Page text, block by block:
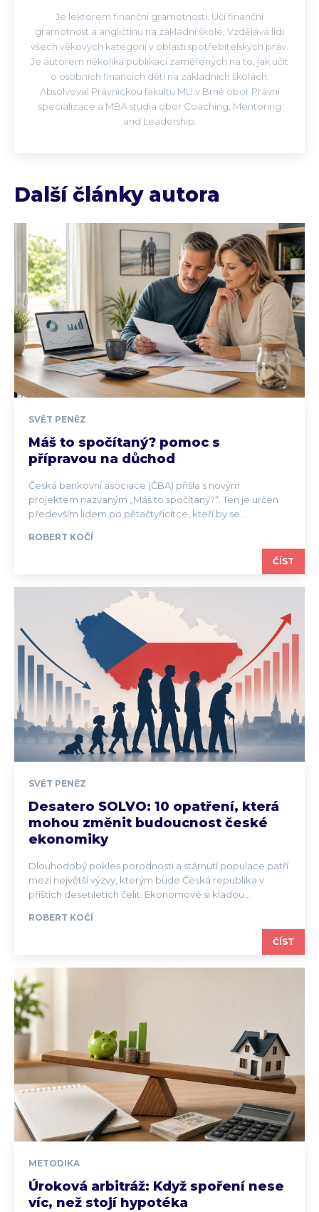
Je lektorem finanční gramotnosti. Učí finanční
gramotnost a angličtinu na základní škole. Vzdělává lidi
všech věkových kategorií v oblasti spotřebitelských práv.
Je autorem několika publikací zaměřených na to, jak učit
o osobních financích děti na základních školách.
Absolvoval Právnickou fakultu MU v Brně obor Právní
specializace a MBA studia obor Coaching, Mentoring
and Leadership.
Další články autora
SVĚT PENĚZ
Máš to spočítaný? pomoc s
přípravou na důchod
Česká bankovní asociace (ČBA) přišla s novým
projektem nazvaným „Máš to spočítaný?“. Ten je určen
především lidem po pětačtyřicítce, kteří by se...
ROBERT KOČÍ
ČÍST
SVĚT PENĚZ
Desatero SOLVO: 10 opatření, která
mohou změnit budoucnost české
ekonomiky
Dlouhodobý pokles porodnosti a stárnutí populace patří
mezi největší výzvy, kterým bude Česká republika v
příštích desetiletích čelit. Ekonomové si kladou...
ROBERT KOČÍ
ČÍST
METODIKA
Úroková arbitráž: Když spoření nese
víc, než stojí hypotéka